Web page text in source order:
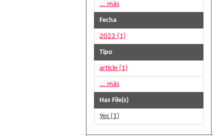
... más
Fecha
2022 (1)
Tipo
article (1)
... más
Has File(s)
Yes (1)